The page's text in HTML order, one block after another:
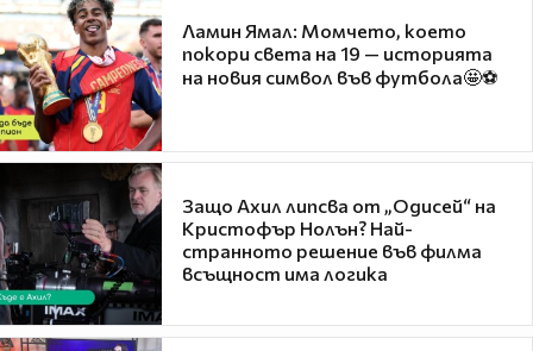
Ламин Ямал: Момчето, което
покори света на 19 — историята
на новия символ във футбола🤩⚽
Защо Ахил липсва от „Одисей“ на
Кристофър Нолън? Най-
странното решение във филма
всъщност има логика